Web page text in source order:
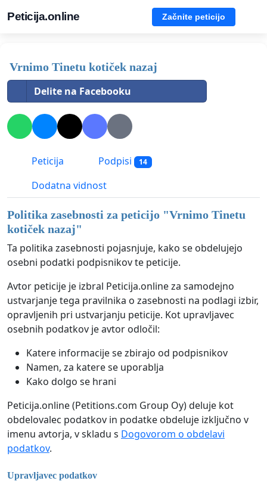
Peticija.online Začnite peticijo
Vrnimo Tinetu kotiček nazaj
Delite na Facebooku
Peticija Podpisi 14
Dodatna vidnost
Politika zasebnosti za peticijo "Vrnimo Tinetu
kotiček nazaj"
Ta politika zasebnosti pojasnjuje, kako se obdelujejo
osebni podatki podpisnikov te peticije.
Avtor peticije je izbral Peticija.online za samodejno
ustvarjanje tega pravilnika o zasebnosti na podlagi izbir,
opravljenih pri ustvarjanju peticije. Kot upravljavec
osebnih podatkov je avtor odločil:
Katere informacije se zbirajo od podpisnikov
Namen, za katere se uporablja
Kako dolgo se hrani
Peticija.online (Petitions.com Group Oy) deluje kot
obdelovalec podatkov in podatke obdeluje izključno v
imenu avtorja, v skladu s Dogovorom o obdelavi
podatkov.
Upravljavec podatkov